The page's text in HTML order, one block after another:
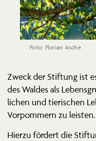
Foto: Florian Asche
Zweck der Stiftung ist
des Waldes als
lichen und tieri­schen
Vorpommern zu leisten.
Hierzu fördert die